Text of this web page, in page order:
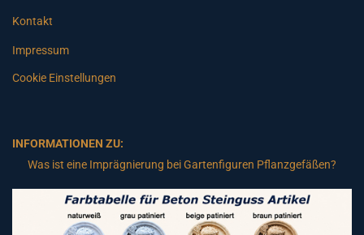
Kontakt
Impressum
Cookie Einstellungen
INFORMATIONEN ZU:
Was ist eine Imprägnierung bei Gartenfiguren Pflanzgefäßen?